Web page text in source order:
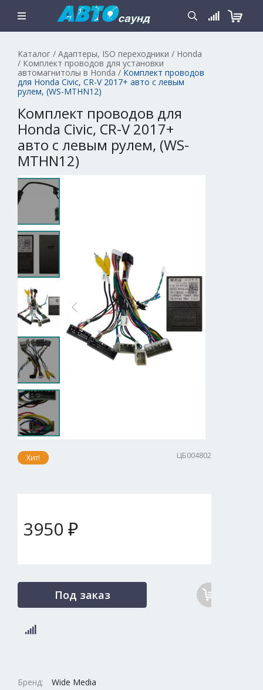
Каталог / Адаптеры, ISO переходники / Honda
/ Комплект проводов для установки
автомагнитолы в Honda /Комплект проводов
для Honda Civic, CR-V 2017+ авто с левым
рулем, (WS-MTHN12)
Комплект проводов для
Honda Civic, CR-V 2017+
авто с левым рулем, (WS-
MTHN12)
Хит! ЦБ004802
3950 ₽
Под заказ
Бренд: Wide Media